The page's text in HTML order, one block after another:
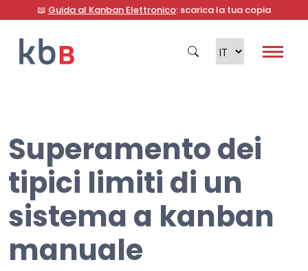
📖 Guida al Kanban Elettronico: scarica la tua copia
Cerca
Superamento dei
tipici limiti di un
sistema a kanban
manuale